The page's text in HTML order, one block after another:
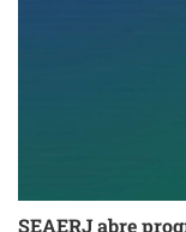
SEAERJ abre